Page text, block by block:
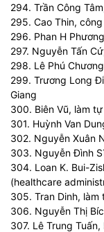
294. Trần Công
295. Cao Thin,
296. Phan H
297. Nguyễn Tấn
298. Lê Phú
299. Trương Long
Giang
300. Biên Vũ, làm
301. Huỳnh Van
302. Nguyễn Xuân
303. Nguyễn Đình
304. Loan K. Bui-
(healthcare
305. Tran Dinh, làm
306. Nguyễn Thị
307. Lê Trung